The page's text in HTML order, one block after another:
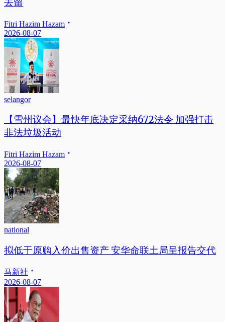
Fitri Hazim Hazam
2026-08-07
selangor
【雪州议会】最快年底决定采纳672法令 加强打击
非法垃圾活动
Fitri Hazim Hazam
2026-08-07
national
拟低于原购入价出售资产 安华命联土局呈报告交代
马新社
2026-08-07